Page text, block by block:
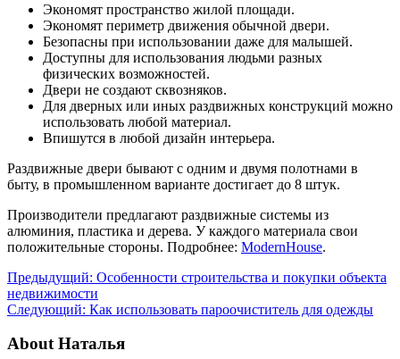
Экономят пространство жилой площади.
Экономят периметр движения обычной двери.
Безопасны при использовании даже для малышей.
Доступны для использования людьми разных
физических возможностей.
Двери не создают сквозняков.
Для дверных или иных раздвижных конструкций можно
использовать любой материал.
Впишутся в любой дизайн интерьера.
Раздвижные двери бывают с одним и двумя полотнами в
быту, в промышленном варианте достигает до 8 штук.
Производители предлагают раздвижные системы из
алюминия, пластика и дерева. У каждого материала свои
положительные стороны. Подробнее: ModernHouse.
Предыдущий: Особенности строительства и покупки объекта
недвижимости
Следующий: Как использовать пароочиститель для одежды
About Наталья